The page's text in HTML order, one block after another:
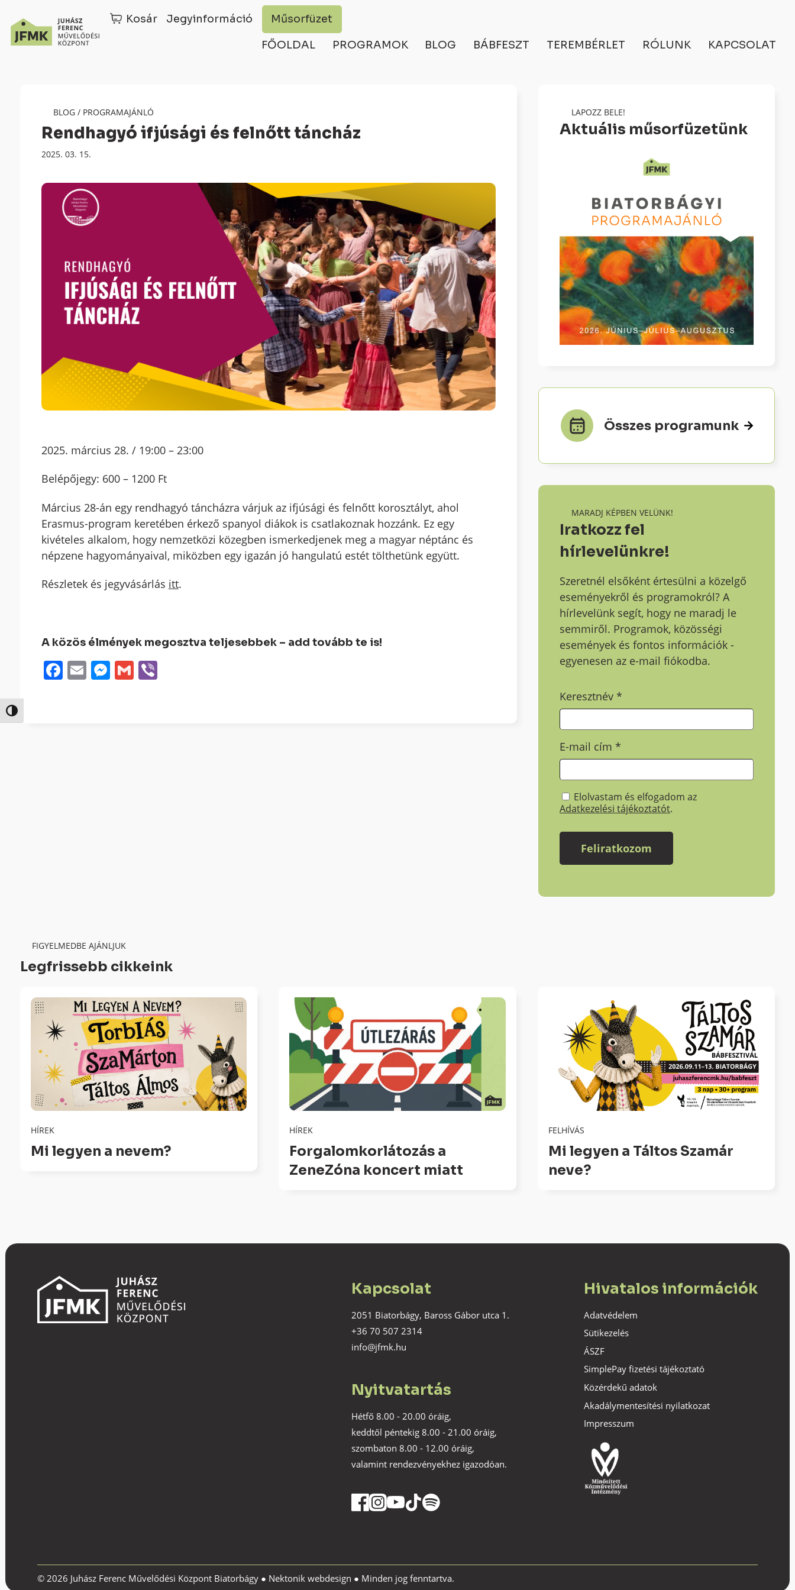
Nagy kontraszt váltása
Kosár Jegyinformáció Műsorfüzet
FŐOLDAL PROGRAMOK BLOG BÁBFESZT TEREMBÉRLET RÓLUNK KAPCSOLAT
BLOG/ PROGRAMAJÁNLÓ
Rendhagyó ifjúsági és felnőtt táncház
Megjelenés
2025. 03. 15.
2025. március 28. / 19:00 – 23:00
Belépőjegy: 600 – 1200 Ft
Március 28-án egy rendhagyó táncházra várjuk az ifjúsági és felnőtt korosztályt, ahol
Erasmus-program keretében érkező spanyol diákok is csatlakoznak hozzánk. Ez egy
kivételes alkalom, hogy nemzetközi közegben ismerkedjenek meg a magyar néptánc és
népzene hagyományaival, miközben egy igazán jó hangulatú estét tölthetünk együtt.
Részletek és jegyvásárlás itt.
A közös élmények megosztva teljesebbek – add tovább te is!
Facebook
EmailMessenger
GmailViber
LAPOZZ BELE!
Aktuális műsorfüzetünk
Összes programunk
MARADJ KÉPBEN VELÜNK!
Iratkozz fel
hírlevelünkre!
Szeretnél elsőként értesülni a közelgő
eseményekről és programokról? A
hírlevelünk segít, hogy ne maradj le
semmiről. Programok, közösségi
események és fontos információk -
egyenesen az e-mail fiókodba.
Keresztnév*
E-mail cím*
Elolvastam és elfogadom az
Adatkezelési tájékoztatót.
FIGYELMEDBE AJÁNLJUK
Legfrissebb cikkeink
HÍREK
Mi legyen a nevem?
HÍREK
Forgalomkorlátozás a
ZeneZóna koncert miatt
FELHÍVÁS
Mi legyen a Táltos Szamár
neve?
Kapcsolat
2051 Biatorbágy, Baross Gábor utca 1.
+36 70 507 2314
info@jfmk.hu
Nyitvatartás
Hétfő 8.00 - 20.00 óráig,
keddtől péntekig 8.00 - 21.00 óráig,
szombaton 8.00 - 12.00 óráig,
valamint rendezvényekhez igazodóan.
Hivatalos információk
Adatvédelem
Sütikezelés
ÁSZF
SimplePay fizetési tájékoztató
Közérdekű adatok
Akadálymentesítési nyilatkozat
Impresszum
© 2026 Juhász Ferenc Művelődési Központ Biatorbágy ● Nektonik webdesign ● Minden jog fenntartva.